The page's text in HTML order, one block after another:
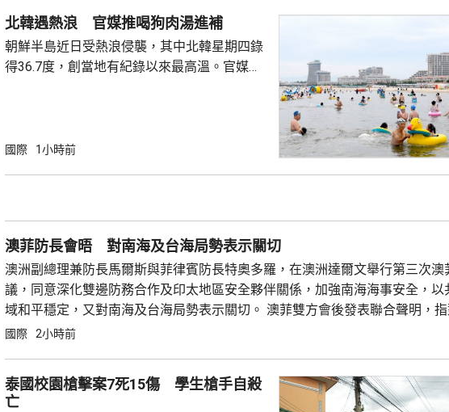
北韓遇熱浪 官媒推喝狗肉湯進補
朝鮮半島近日受熱浪侵襲，其中北韓星期四錄
得36.7度，創當地有紀錄以來最高溫。官媒
食品進補。《勞動新聞》另一篇專題文章形容
國際 1小時前
澳菲防長會晤 對南海及台海局勢表示關切
澳洲副總理兼防長馬爾斯與菲律賓防長特奧多羅，在澳洲達爾文舉行第三次澳
議，同意深化雙邊防務合作及印太地區安全夥伴關係，加強南海海事安全，以
域和平穩定，又對南海及台海局勢表示關切。 澳菲雙方會後發表聯合聲明，
在南海衝撞菲律賓船隻及發射水砲等危險行為，造成菲律賓海軍人員受傷表示
國際 2小時前
泰國校園槍擊案7死15傷 學生槍手自殺
亡